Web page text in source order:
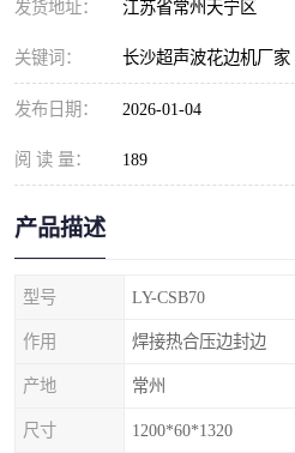
发货地址： 江苏省常州天宁区
关键词： 长沙超声波花边机厂家
发布日期： 2026-01-04
阅 读 量： 189
产品描述
型号 LY-CSB70
作用 焊接热合压边封边
产地 常州
尺寸 1200*60*1320